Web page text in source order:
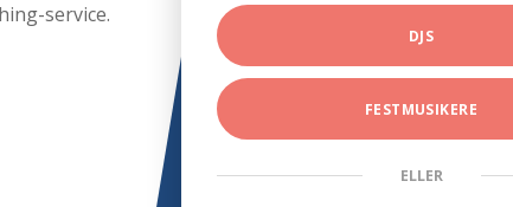
service.
DJS
FESTMUSIKERE
ELLER